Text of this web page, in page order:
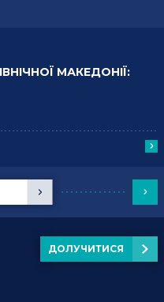
МАКЕДОНІЇ:
ДОЛУЧИТИСЯ